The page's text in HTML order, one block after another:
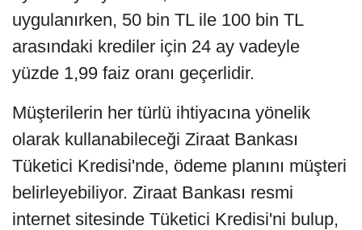
uygulanırken, 50 bin TL ile 100 bin TL
arasındaki krediler için 24 ay vadeyle
yüzde 1,99 faiz oranı geçerlidir.
Müşterilerin her türlü ihtiyacına yönelik
olarak kullanabileceği Ziraat Bankası
Tüketici Kredisi'nde, ödeme planını müşteri
belirleyebiliyor. Ziraat Bankası resmi
internet sitesinde Tüketici Kredisi'ni bulup,